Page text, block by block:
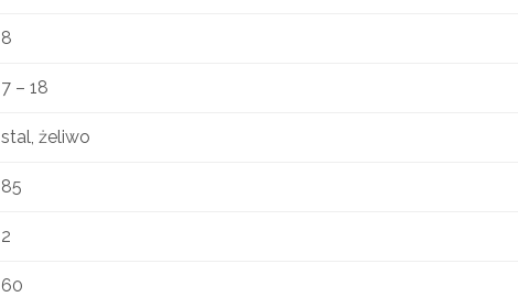
8
7 – 18
stal, żeliwo
85
2
60